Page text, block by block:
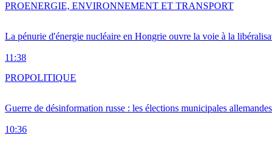
La pénurie d'énergie nucléaire en Hongrie ouvre la voie à la
11:38
PROENERGIE, ENVIRONNEMENT ET TRANSPORT
Guerre de désinformation russe : les élections municipales
10:36
PROPOLITIQUE